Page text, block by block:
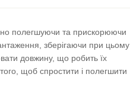
полегшуючи та прискорюючи
зберігаючи при цьому
довжину, що робить їх
щоб спростити і полегшити